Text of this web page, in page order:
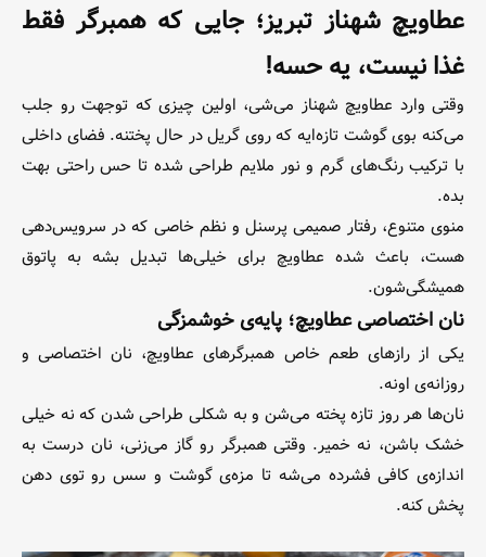
عطاویچ شهناز تبریز؛ جایی که همبرگر فقط
غذا نیست، یه حسه!
وقتی وارد عطاویچ شهناز می‌شی، اولین چیزی که توجهت رو جلب
می‌کنه بوی گوشت تازه‌ایه که روی گریل در حال پختنه. فضای داخلی
با ترکیب رنگ‌های گرم و نور ملایم طراحی شده تا حس راحتی بهت
بده.
منوی متنوع، رفتار صمیمی پرسنل و نظم خاصی که در سرویس‌دهی
هست، باعث شده عطاویچ برای خیلی‌ها تبدیل بشه به پاتوق
همیشگی‌شون.
نان اختصاصی عطاویچ؛ پایه‌ی خوشمزگی
یکی از رازهای طعم خاص همبرگرهای عطاویچ، نان اختصاصی و
روزانه‌ی اونه.
نان‌ها هر روز تازه پخته می‌شن و به شکلی طراحی شدن که نه خیلی
خشک باشن، نه خمیر. وقتی همبرگر رو گاز می‌زنی، نان درست به
اندازه‌ی کافی فشرده می‌شه تا مزه‌ی گوشت و سس رو توی دهن
پخش کنه.